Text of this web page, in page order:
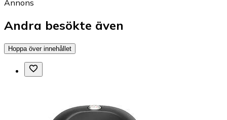
Annons
Andra besökte även
Hoppa över innehållet